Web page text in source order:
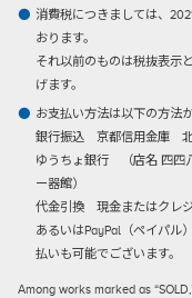
消費税につきましては、
おります。
それ以前のものは税抜表示
げます。
お支払い方法は以下の方法
銀行振込京都信用金庫 北
ゆうちょ銀行 （店名 四四
ー器館）
代金引換現金またはクレジ
あるいはPayPal（ペイパル
払いも可能でございます。
Among works marked as